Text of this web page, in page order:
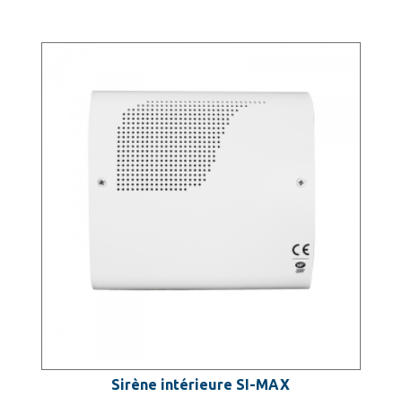
Sirène intérieure SI-MAX